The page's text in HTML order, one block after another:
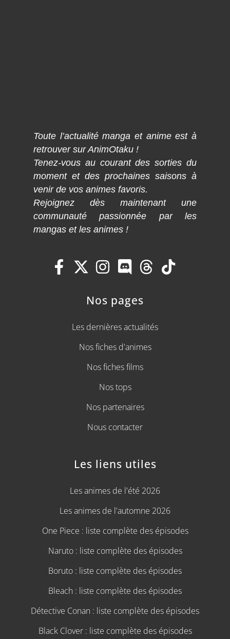
Toute l’actualité manga et anime est à
retrouver sur AnimOtaku !
Tenez-vous au courant des sorties du
moment et des prochaines saisons à
venir de vos animes favoris.
Rejoignez dès maintenant une
communauté passionnée par les
mangas et les animes !
Nos pages
Les dernières actualités
Nos fiches d'animes
Nos fiches films
Nos tops
Nos partenaires
Nous contacter
Les liens utiles
Les animes de l'été 2026
Les animes de l'automne 2026
One Piece : liste complète des épisodes
Naruto : liste complète des épisodes
Boruto : liste complète des épisodes
Bleach : liste complète des épisodes
Détective Conan : liste complète des épisodes
Black Clover : liste complète des épisodes